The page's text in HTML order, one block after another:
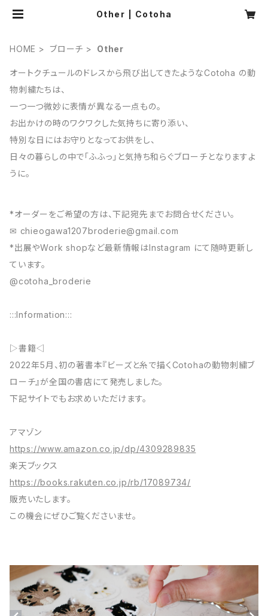
Other | Cotoha
HOME ブローチ Other
オートクチュールのドレスから飛び出してきたようなCotoha の動
物刺繍たちは、
一つ一つ微妙に表情が異なる一点もの。
お出かけの時のワクワクした気持ちに寄り添い、
特別な日にはお守りとなってお供をし、
日々の暮らしの中で「ふふっ」と気持ち和らぐブローチとなりますよ
うに。
*オーダーをご希望の方は、下記宛先までお問合せください。
✉︎ chieogawa1207broderie@gmail.com
*出展やWork shopなど最新情報はInstagram にて随時更新し
ています。
@cotoha_broderie
:::Information:::
▷書籍◁
2022年5月、初の著書本『ビーズと糸で描くCotohaの動物刺繍ブ
ローチ』が全国の書店にて発売しました。
下記サイトでもお求めいただけます。
アマゾン
https://www.amazon.co.jp/dp/4309289835
楽天ブックス
https://books.rakuten.co.jp/rb/17089734/
販売いたします。
この機会にぜひご覧くださいませ。